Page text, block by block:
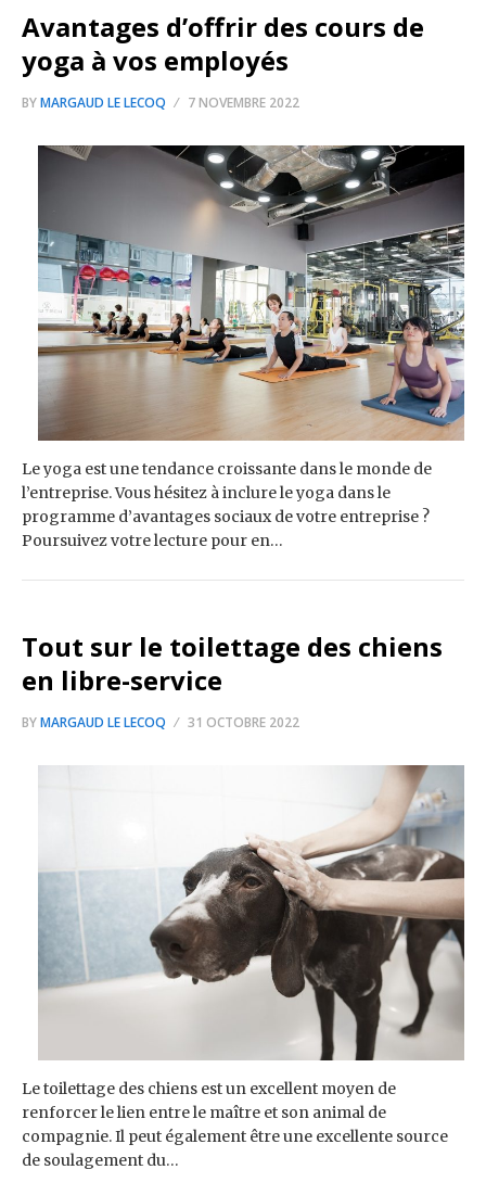
Avantages d’offrir des cours de
yoga à vos employés
BYMARGAUD LE LECOQ 7 NOVEMBRE 2022
Le yoga est une tendance croissante dans le monde de
l’entreprise. Vous hésitez à inclure le yoga dans le
programme d’avantages sociaux de votre entreprise ?
Poursuivez votre lecture pour en…
Tout sur le toilettage des chiens
en libre-service
BYMARGAUD LE LECOQ 31 OCTOBRE 2022
Le toilettage des chiens est un excellent moyen de
renforcer le lien entre le maître et son animal de
compagnie. Il peut également être une excellente source
de soulagement du…